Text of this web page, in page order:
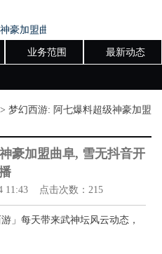
豪加盟曲阜, 雪无抖音开播
业务范围 最新动态
> 梦幻西游: 阿七爆料超级神豪加盟
豪加盟曲阜, 雪无抖音开
11:43 点击次数：215
」每天带来武神坛风云动态，